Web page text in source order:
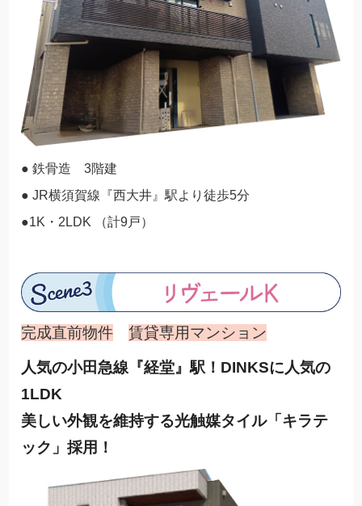
● 鉄骨造 3階建
● JR横須賀線『西大井』駅より徒歩5分
●1K・2LDK （計9戸）
完成直前物件 賃貸専用マンション
人気の小田急線『経堂』駅！DINKSに人気の
1LDK
美しい外観を維持する光触媒タイル「キラテ
ック」採用！